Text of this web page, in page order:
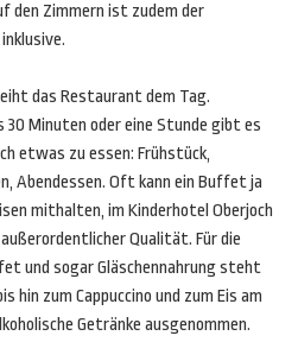
den Zimmern ist zudem der
das Restaurant dem Tag.
30 Minuten oder eine Stunde gibt es
etwas zu essen: Frühstück,
Abendessen. Oft kann ein Buffet ja
mithalten, im Kinderhotel Oberjoch
Qualität. Für die
und sogar Gläschennahrung steht
hin zum Cappuccino und zum Eis am
Getränke ausgenommen.